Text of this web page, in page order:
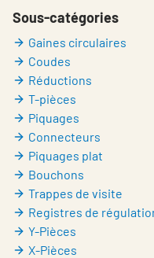
Login
Choose languge
Belgium - French
Sous-catégories
Gaines circulaires
Coudes
Réductions
T-pièces
Piquages
Connecteurs
Piquages plat
Bouchons
Trappes de visite
Registres de
Y-Pièces
X-Pièces